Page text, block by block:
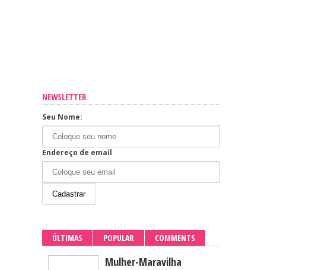
NEWSLETTER
Seu Nome:
Endereço de email
ÚLTIMAS POPULAR COMMENTS
Mulher-Maravilha